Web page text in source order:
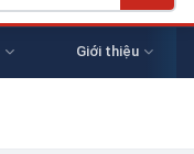
Giới thiệu